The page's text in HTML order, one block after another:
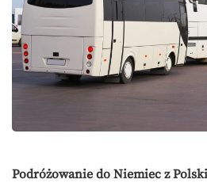
Podróżowanie do Niemiec z